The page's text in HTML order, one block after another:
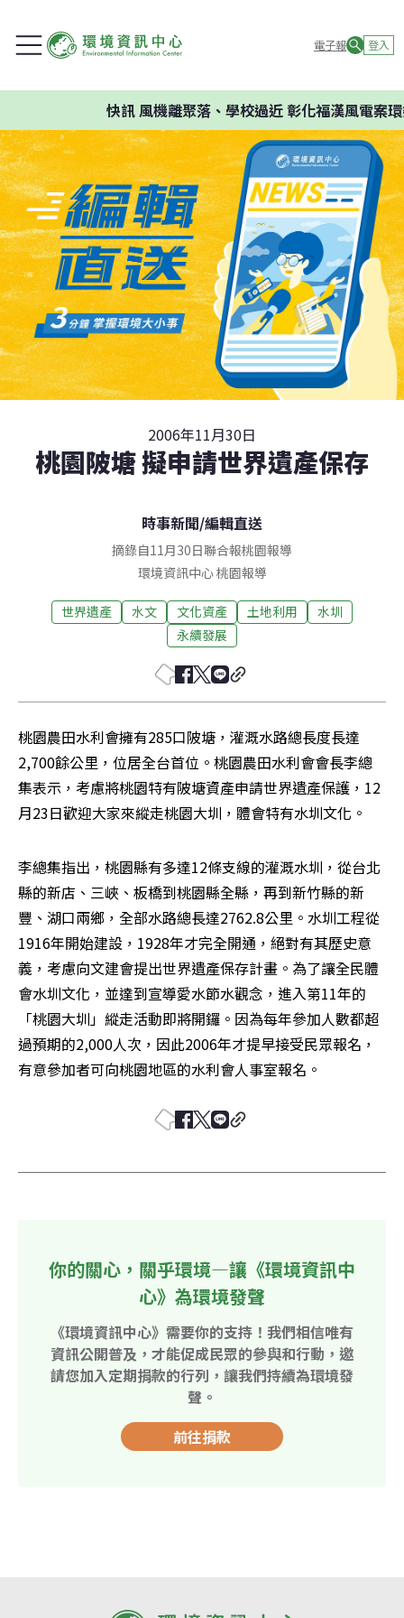
電子報 登入
快訊風機離聚落、學校過近 彰化福漢風電案環
2006年11月30日
桃園陂塘 擬申請世界遺產保存
時事新聞/編輯直送
摘錄自11月30日聯合報桃園報導
環境資訊中心桃園報導
世界遺產 水文 文化資產 土地利用
水圳
永續發展
桃園農田水利會擁有285口陂塘，灌溉水路總長度長達
2,700餘公里，位居全台首位。桃園農田水利會會長李總
集表示，考慮將桃園特有陂塘資產申請世界遺產保護，12
月23日歡迎大家來縱走桃園大圳，體會特有水圳文化。
李總集指出，桃園縣有多達12條支線的灌溉水圳，從台北
縣的新店、三峽、板橋到桃園縣全縣，再到新竹縣的新
豐、湖口兩鄉，全部水路總長達2762.8公里。水圳工程從
1916年開始建設，1928年才完全開通，絕對有其歷史意
義，考慮向文建會提出世界遺產保存計畫。為了讓全民體
會水圳文化，並達到宣導愛水節水觀念，進入第11年的
「桃園大圳」縱走活動即將開鑼。因為每年參加人數都超
過預期的2,000人次，因此2006年才提早接受民眾報名，
有意參加者可向桃園地區的水利會人事室報名。
你的關心，關乎環境—讓《環境資訊中
心》為環境發聲
《環境資訊中心》需要你的支持！我們相信唯有
資訊公開普及，才能促成民眾的參與和行動，邀
請您加入定期捐款的行列，讓我們持續為環境發
聲。
前往捐款